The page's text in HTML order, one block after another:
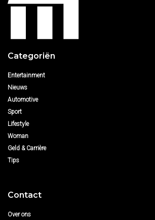
Categoriën
Entertainment
Nieuws
Automotive
Sport
Lifestyle
Woman
Geld & Carrière
Tips
Contact
Over ons